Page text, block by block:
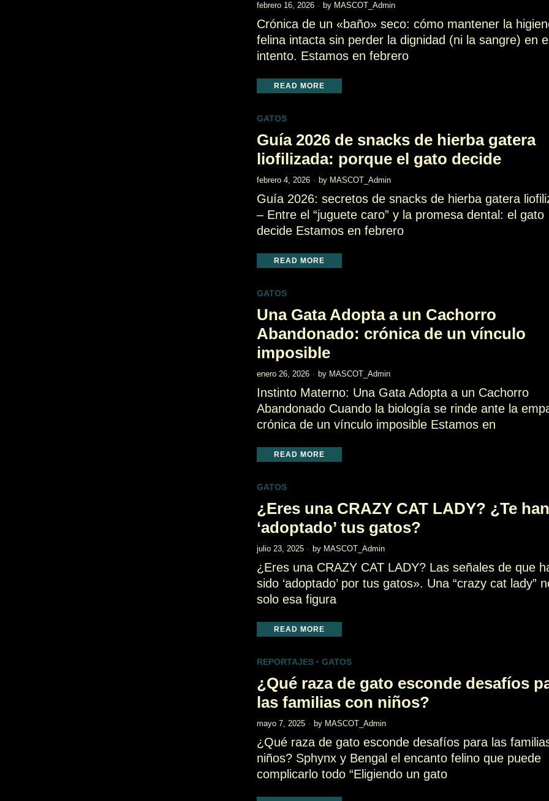
febrero 16, 2026 by MASCOT_Admin
Crónica de un «baño» seco: cómo mantener la
felina intacta sin perder la dignidad (ni la sangre) en
intento. Estamos en febrero
READ MORE
GATOS
Guía 2026 de snacks de hierba gatera
liofilizada: porque el gato decide
febrero 4, 2026 by MASCOT_Admin
Guía 2026: secretos de snacks de hierba gatera
– Entre el “juguete caro” y la promesa dental: el gato
decide Estamos en febrero
READ MORE
GATOS
Una Gata Adopta a un Cachorro
Abandonado: crónica de un vínculo
imposible
enero 26, 2026 by MASCOT_Admin
Instinto Materno: Una Gata Adopta a un Cachorro
Abandonado Cuando la biología se rinde ante la
crónica de un vínculo imposible Estamos en
READ MORE
GATOS
¿Eres una CRAZY CAT LADY? ¿Te
‘adoptado’ tus gatos?
julio 23, 2025 by MASCOT_Admin
¿Eres una CRAZY CAT LADY? Las señales de que
sido ‘adoptado’ por tus gatos». Una “crazy cat lady”
solo esa figura
READ MORE
REPORTAJES · GATOS
¿Qué raza de gato esconde desafíos
las familias con niños?
mayo 7, 2025 by MASCOT_Admin
¿Qué raza de gato esconde desafíos para las
niños? Sphynx y Bengal el encanto felino que puede
complicarlo todo “Eligiendo un gato